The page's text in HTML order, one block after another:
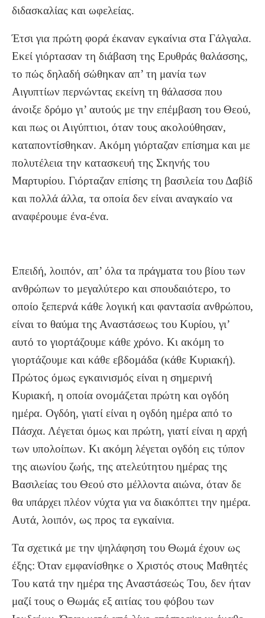
διδασκαλίας και ωφελείας.
Έτσι για πρώτη φορά έκαναν εγκαίνια στα Γάλγαλα.
Εκεί γιόρτασαν τη διάβαση της Ερυθράς θαλάσσης,
το πώς δηλαδή σώθηκαν απ’ τη μανία των
Αιγυπτίων περνώντας εκείνη τη θάλασσα που
άνοιξε δρόμο γι’ αυτούς με την επέμβαση του Θεού,
και πως οι Αιγύπτιοι, όταν τους ακολούθησαν,
καταποντίσθηκαν. Ακόμη γιόρταζαν επίσημα και με
πολυτέλεια την κατασκευή της Σκηνής του
Μαρτυρίου. Γιόρταζαν επίσης τη βασιλεία του Δαβίδ
και πολλά άλλα, τα οποία δεν είναι αναγκαίο να
αναφέρουμε ένα-ένα.
Επειδή, λοιπόν, απ’ όλα τα πράγματα του βίου των
ανθρώπων το μεγαλύτερο και σπουδαιότερο, το
οποίο ξεπερνά κάθε λογική και φαντασία ανθρώπου,
είναι το θαύμα της Αναστάσεως του Κυρίου, γι’
αυτό το γιορτάζουμε κάθε χρόνο. Κι ακόμη το
γιορτάζουμε και κάθε εβδομάδα (κάθε Κυριακή).
Πρώτος όμως εγκαινισμός είναι η σημερινή
Κυριακή, η οποία ονομάζεται πρώτη και ογδόη
ημέρα. Ογδόη, γιατί είναι η ογδόη ημέρα από το
Πάσχα. Λέγεται όμως και πρώτη, γιατί είναι η αρχή
των υπολοίπων. Κι ακόμη λέγεται ογδόη εις τύπον
της αιωνίου ζωής, της ατελεύτητου ημέρας της
Βασιλείας του Θεού στο μέλλοντα αιώνα, όταν δε
θα υπάρχει πλέον νύχτα για να διακόπτει την ημέρα.
Αυτά, λοιπόν, ως προς τα εγκαίνια.
Τα σχετικά με την ψηλάφηση του Θωμά έχουν ως
έξης: Όταν εμφανίσθηκε ο Χριστός στους Μαθητές
Του κατά την ημέρα της Αναστάσεώς Του, δεν ήταν
μαζί τους ο Θωμάς εξ αιτίας του φόβου των